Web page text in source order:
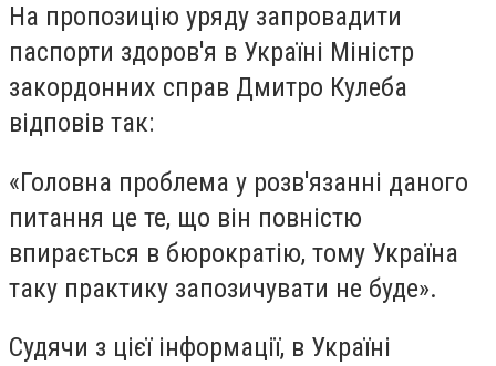
На пропозицію уряду запровадити
паспорти здоров'я в Україні Міністр
закордонних справ Дмитро Кулеба
відповів так:
«Головна проблема у розв'язанні даного
питання це те, що він повністю
впирається в бюрократію, тому Україна
таку практику запозичувати не буде».
Судячи з цієї інформації, в Україні